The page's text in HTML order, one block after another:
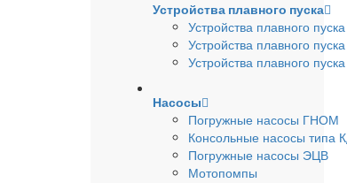
Устройства плавного пуска
Устройства плавного
Устройства плавного
Устройства плавного
Насосы
Погружные насосы ГНОМ
Консольные насосы типа
Погружные насосы ЭЦВ
Мотопомпы